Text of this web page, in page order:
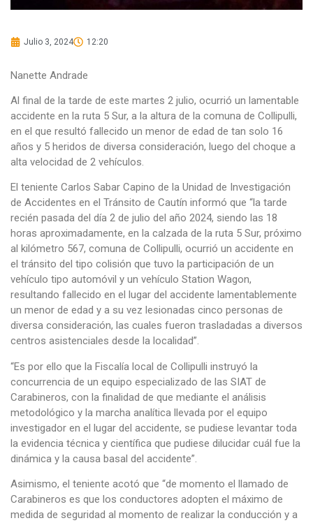
Julio 3, 2024 12:20
Nanette Andrade
Al final de la tarde de este martes 2 julio, ocurrió un lamentable
accidente en la ruta 5 Sur, a la altura de la comuna de Collipulli,
en el que resultó fallecido un menor de edad de tan solo 16
años y 5 heridos de diversa consideración, luego del choque a
alta velocidad de 2 vehículos.
El teniente Carlos Sabar Capino de la Unidad de Investigación
de Accidentes en el Tránsito de Cautín informó que “la tarde
recién pasada del día 2 de julio del año 2024, siendo las 18
horas aproximadamente, en la calzada de la ruta 5 Sur, próximo
al kilómetro 567, comuna de Collipulli, ocurrió un accidente en
el tránsito del tipo colisión que tuvo la participación de un
vehículo tipo automóvil y un vehículo Station Wagon,
resultando fallecido en el lugar del accidente lamentablemente
un menor de edad y a su vez lesionadas cinco personas de
diversa consideración, las cuales fueron trasladadas a diversos
centros asistenciales desde la localidad”.
“Es por ello que la Fiscalía local de Collipulli instruyó la
concurrencia de un equipo especializado de las SIAT de
Carabineros, con la finalidad de que mediante el análisis
metodológico y la marcha analítica llevada por el equipo
investigador en el lugar del accidente, se pudiese levantar toda
la evidencia técnica y científica que pudiese dilucidar cuál fue la
dinámica y la causa basal del accidente”.
Asimismo, el teniente acotó que “de momento el llamado de
Carabineros es que los conductores adopten el máximo de
medida de seguridad al momento de realizar la conducción y a